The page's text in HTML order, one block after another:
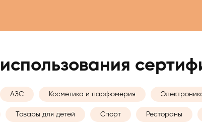
АЗС Косметика и парфюмерия
Товары для детей Спорт Рестораны